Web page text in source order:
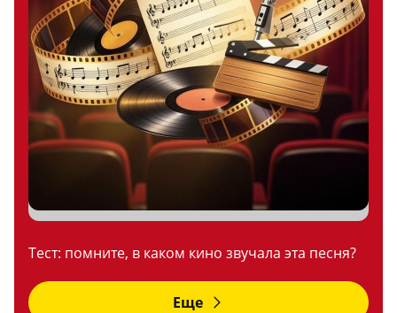
Тест: помните, в каком кино звучала эта песня?
Еще